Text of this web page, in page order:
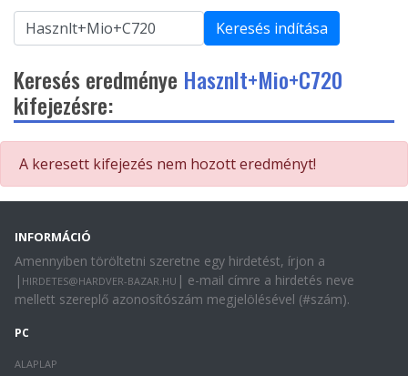
Keresés indítása
Keresés eredménye Hasznlt+Mio+C720
kifejezésre:
A keresett kifejezés nem hozott eredményt!
INFORMÁCIÓ
Amennyiben töröltetni szeretne egy hirdetést, írjon a
| HIRDETES@HARDVER-BAZAR.HU | e-mail címre a hirdetés neve
mellett szereplő azonosítószám megjelölésével (#szám).
PC
ALAPLAP